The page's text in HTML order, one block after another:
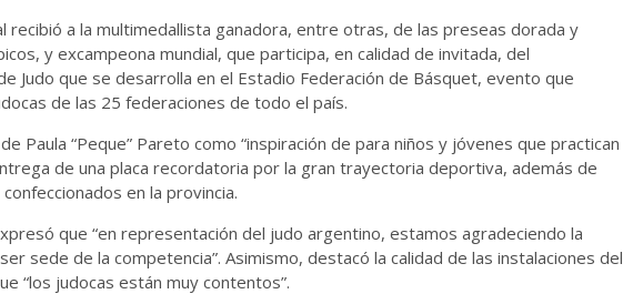
recibió a la multimedallista ganadora, entre otras, de las preseas dorada y
y excampeona mundial, que participa, en calidad de invitada, del
Judo que se desarrolla en el Estadio Federación de Básquet, evento que
de las 25 federaciones de todo el país.
Paula “Peque” Pareto como “inspiración de para niños y jóvenes que practican
de una placa recordatoria por la gran trayectoria deportiva, además de
en la provincia.
que “en representación del judo argentino, estamos agradeciendo la
sede de la competencia”. Asimismo, destacó la calidad de las instalaciones del
“los judocas están muy contentos”.